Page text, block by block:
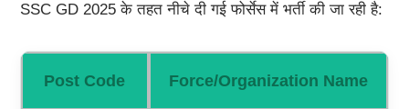
SSC GD 2025 के तहत नीचे दी गई फोर्सेस में भर्ती की जा रही है:
Post Code Force/Organization Name